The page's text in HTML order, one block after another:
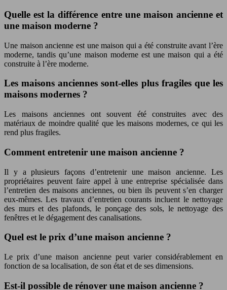
Quelle est la différence entre une maison ancienne et
une maison moderne ?
Une maison ancienne est une maison qui a été construite avant l’ère
moderne, tandis qu’une maison moderne est une maison qui a été
construite à l’ère moderne.
Les maisons anciennes sont-elles plus fragiles que les
maisons modernes ?
Les maisons anciennes ont souvent été construites avec des
matériaux de moindre qualité que les maisons modernes, ce qui les
rend plus fragiles.
Comment entretenir une maison ancienne ?
Il y a plusieurs façons d’entretenir une maison ancienne. Les
propriétaires peuvent faire appel à une entreprise spécialisée dans
l’entretien des maisons anciennes, ou bien ils peuvent s’en charger
eux-mêmes. Les travaux d’entretien courants incluent le nettoyage
des murs et des plafonds, le ponçage des sols, le nettoyage des
fenêtres et le dégagement des canalisations.
Quel est le prix d’une maison ancienne ?
Le prix d’une maison ancienne peut varier considérablement en
fonction de sa localisation, de son état et de ses dimensions.
Est-il possible de rénover une maison ancienne ?